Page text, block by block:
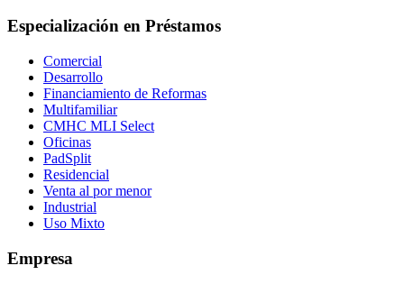
Especialización en Préstamos
Comercial
Desarrollo
Financiamiento de Reformas
Multifamiliar
CMHC MLI Select
Oficinas
PadSplit
Residencial
Venta al por menor
Industrial
Uso Mixto
Empresa